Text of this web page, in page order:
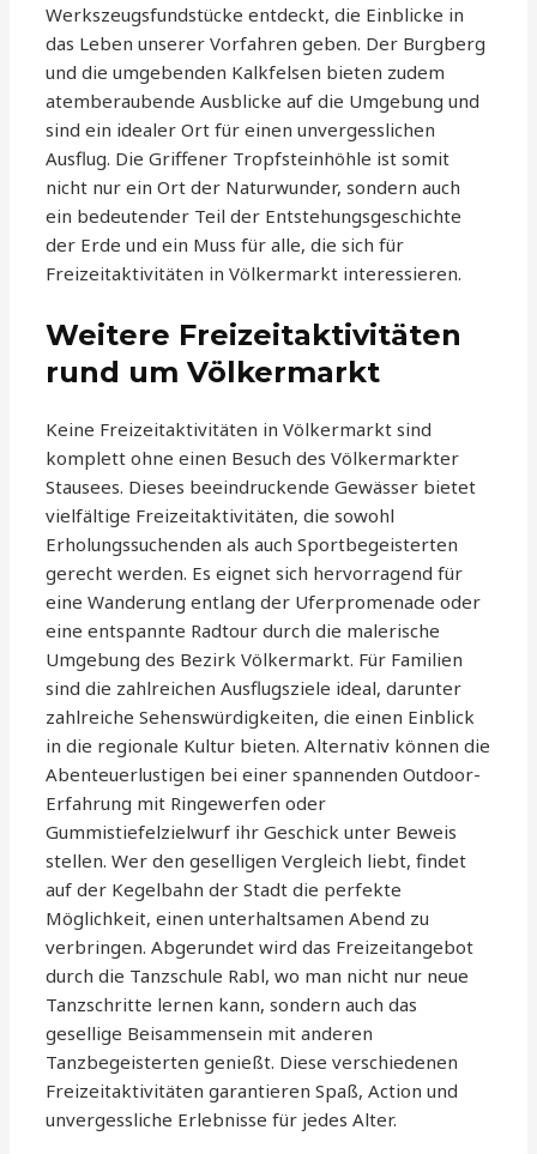
Werkszeugsfundstücke entdeckt, die Einblicke in
das Leben unserer Vorfahren geben. Der Burgberg
und die umgebenden Kalkfelsen bieten zudem
atemberaubende Ausblicke auf die Umgebung und
sind ein idealer Ort für einen unvergesslichen
Ausflug. Die Griffener Tropfsteinhöhle ist somit
nicht nur ein Ort der Naturwunder, sondern auch
ein bedeutender Teil der Entstehungsgeschichte
der Erde und ein Muss für alle, die sich für
Freizeitaktivitäten in Völkermarkt interessieren.
Weitere Freizeitaktivitäten
rund um Völkermarkt
Keine Freizeitaktivitäten in Völkermarkt sind
komplett ohne einen Besuch des Völkermarkter
Stausees. Dieses beeindruckende Gewässer bietet
vielfältige Freizeitaktivitäten, die sowohl
Erholungssuchenden als auch Sportbegeisterten
gerecht werden. Es eignet sich hervorragend für
eine Wanderung entlang der Uferpromenade oder
eine entspannte Radtour durch die malerische
Umgebung des Bezirk Völkermarkt. Für Familien
sind die zahlreichen Ausflugsziele ideal, darunter
zahlreiche Sehenswürdigkeiten, die einen Einblick
in die regionale Kultur bieten. Alternativ können die
Abenteuerlustigen bei einer spannenden Outdoor-
Erfahrung mit Ringewerfen oder
Gummistiefelzielwurf ihr Geschick unter Beweis
stellen. Wer den geselligen Vergleich liebt, findet
auf der Kegelbahn der Stadt die perfekte
Möglichkeit, einen unterhaltsamen Abend zu
verbringen. Abgerundet wird das Freizeitangebot
durch die Tanzschule Rabl, wo man nicht nur neue
Tanzschritte lernen kann, sondern auch das
gesellige Beisammensein mit anderen
Tanzbegeisterten genießt. Diese verschiedenen
Freizeitaktivitäten garantieren Spaß, Action und
unvergessliche Erlebnisse für jedes Alter.